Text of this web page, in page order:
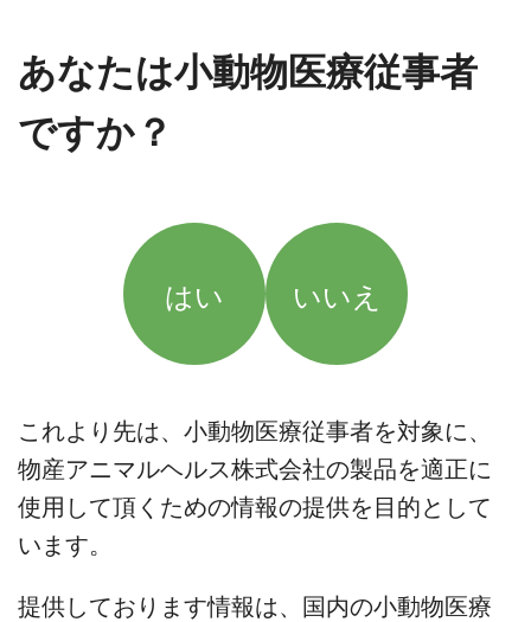
あなたは小動物医療従事者
ですか？
はい いいえ
これより先は、小動物医療従事者を対象に、
物産アニマルヘルス株式会社の製品を適正に
使用して頂くための情報の提供を目的として
います。
提供しております情報は、国内の小動物医療